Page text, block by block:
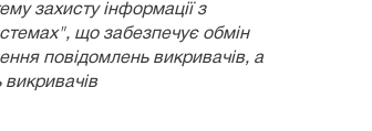
захисту інформації з
що забезпечує обмін
повідомлень викривачів, а
викривачів